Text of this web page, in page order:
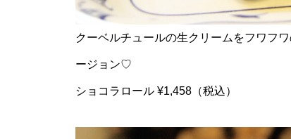
【NEW OPEN】Salon
【NEW OPEN】SHINY
クーベルチュールの生クリームをフワフ
ージョン♡
ショコラロール ¥1,458（税込）